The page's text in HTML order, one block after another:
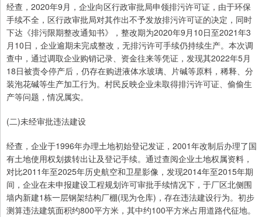
经查，2020年9月，企业向区行政审批局申领排污许可证，由于环保
手续不全，区行政审批局对其作出不予发放排污许可证的决定，同时
下达《排污限期整改通知书》，整改期为2020年9月10日至2021年3
月10日，企业逾期未完成整改，无排污许可手续仍持续生产。本次调
查中，通过调取企业购销记录、资金往来等凭证，发现其2022年5月
18日被责令停产后，仍存在购进液体水玻璃、片碱等原料，稀释、分
装泡花碱等生产加工行为。村民反映企业未取得排污许可证、偷偷生
产等问题，情况属实。
(二)未经审批违法建设
经查，企业于1996年办理土地初始登记发证，2001年改制后办理了国
有土地使用权划拨转出让及登记手续。通过查阅企业土地权属资料，
对比2011年至2025年历史航空和卫星影像，发现2014年至2015年期
间，企业在未申报建设工程规划许可审批手续情况下，于厂区北侧围
墙内新建1栋一层钢架结构厂棚(现为仓库)，存在违法建设行为。初步
测算违法建筑面积约800平方米，其中约100平方米占用道路代征地。